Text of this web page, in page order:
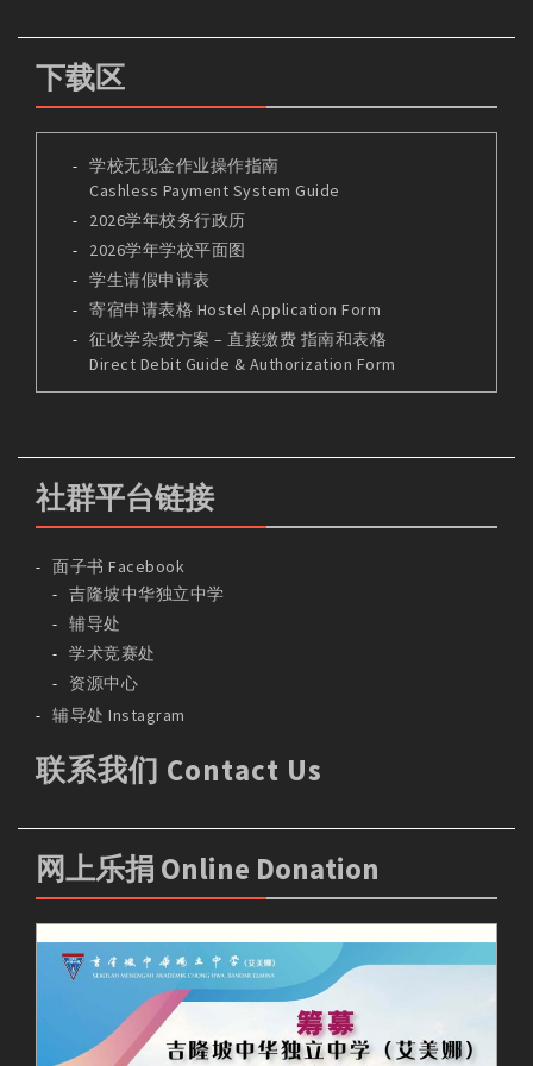
下载区
学校无现金作业操作指南
Cashless Payment System Guide
2026学年校务行政历
2026学年学校平面图
学生请假申请表
寄宿申请表格 Hostel Application Form
征收学杂费方案 – 直接缴费 指南和表格
Direct Debit Guide & Authorization Form
社群平台链接
面子书 Facebook
吉隆坡中华独立中学
辅导处
学术竞赛处
资源中心
辅导处 Instagram
联系我们 Contact Us
网上乐捐 Online Donation